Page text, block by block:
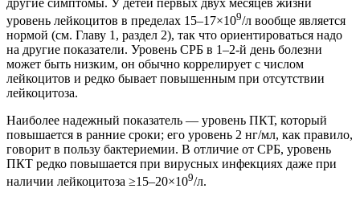
уровень лейкоцитов в пределах 15–17×109/л вообще является
нормой (см. Главу 1, раздел 2), так что ориентироваться надо
на другие показатели. Уровень СРБ в 1–2-й день болезни
может быть низким, он обычно коррелирует с числом
лейкоцитов и редко бывает повышенным при отсутствии
лейкоцитоза.
Наиболее надежный показатель — уровень ПКТ, который
повышается в ранние сроки; его уровень 2 нг/мл, как правило,
говорит в пользу бактериемии. В отличие от СРБ, уровень
ПКТ редко повышается при вирусных инфекциях даже при
наличии лейкоцитоза ≥15–20×109/л.